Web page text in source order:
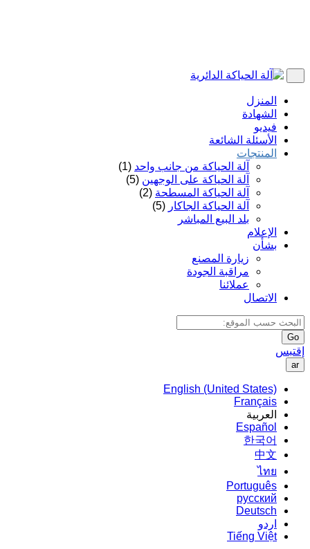
المنزل
الشهادة
فيديو
الأسئلة الشائعة
المنتجات
آلة الحياكة من جانب واحد (1)
آلة الحياكة على الوجهين (5)
آلة الحياكة المسطحة (2)
آلة الحياكة الجاكار (5)
بلد البيع المباشر
الإعلام
بشأن
زيارة المصنع
مراقبة الجودة
عملائنا
الاتصال
Go
إقتبس
ar
English (United States)
Français
العربية
Español
한국어
中文
ไทย
Português
русский
Deutsch
اردو
Tiếng Việt